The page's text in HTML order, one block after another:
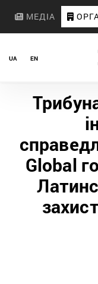
МЕДІА
UA EN
Global